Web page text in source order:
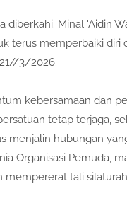
diberkahi. Minal 'Aidin
terus memperbaiki diri
3/2026.
kebersamaan dan
tetap terjaga,
menjalin hubungan
Organisasi Pemuda,
tali